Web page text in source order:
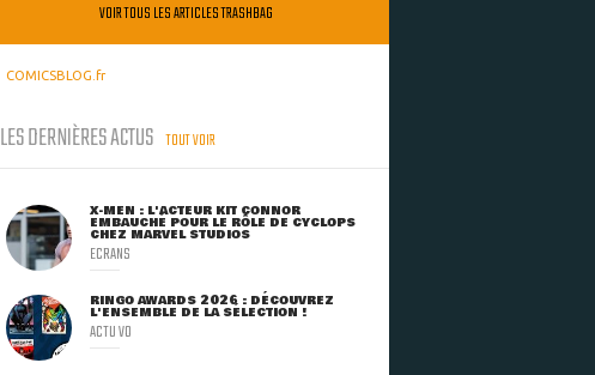
VOIR TOUS LES ARTICLES TRASHBAG
COMICSBLOG.fr
LES DERNIÈRES ACTUS TOUT VOIR
X-MEN : L'ACTEUR KIT CONNOR
EMBAUCHÉ POUR LE RÔLE DE CYCLOPS
CHEZ MARVEL STUDIOS
ECRANS
RINGO AWARDS 2026 : DÉCOUVREZ
L'ENSEMBLE DE LA SÉLECTION !
ACTU VO